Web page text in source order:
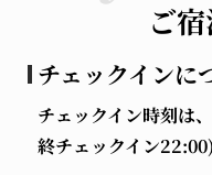
ご
チェックインに
チェックイン時刻は
終チェックイン22:00)